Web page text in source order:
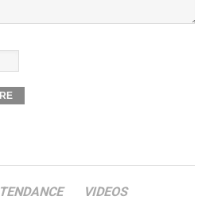
TENDANCE VIDEOS